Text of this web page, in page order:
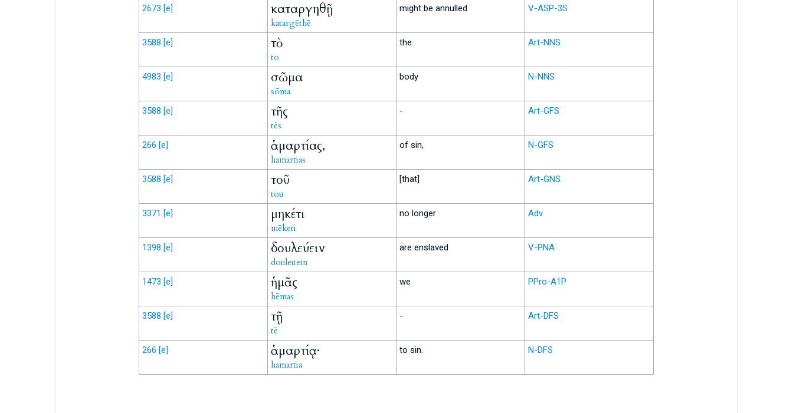
2673 [e] καταργηθῇ
katargēthē
might be annulled V-ASP-3S
3588 [e] τὸ
to
the Art-NNS
4983 [e] σῶμα
sōma
body N-NNS
3588 [e] τῆς
tēs
- Art-GFS
266 [e] ἁμαρτίας,
hamartias
of sin, N-GFS
3588 [e] τοῦ
tou
[that] Art-GNS
3371 [e] μηκέτι
mēketi
no longer Adv
1398 [e] δουλεύειν
douleuein
are enslaved V-PNA
1473 [e] ἡμᾶς
hēmas
we PPro-A1P
3588 [e] τῇ
tē
- Art-DFS
266 [e] ἁμαρτίᾳ·
hamartia
to sin. N-DFS